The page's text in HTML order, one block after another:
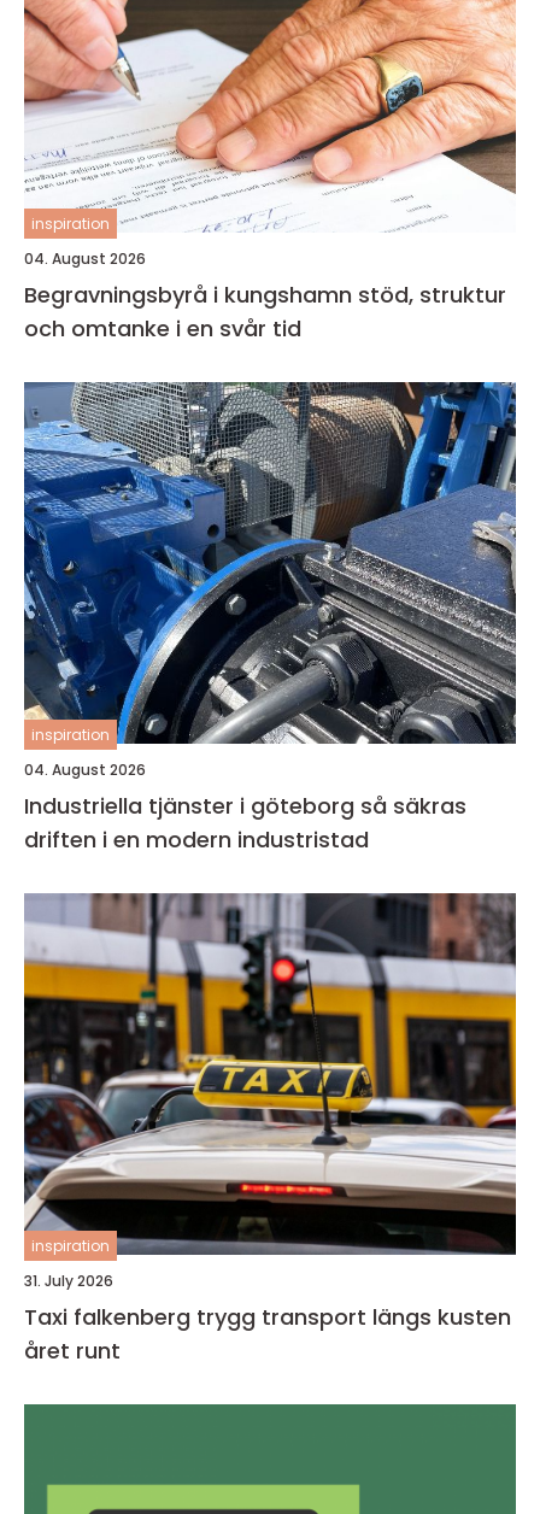
inspiration
04. August 2026
Begravningsbyrå i kungshamn stöd, struktur
och omtanke i en svår tid
inspiration
04. August 2026
Industriella tjänster i göteborg så säkras
driften i en modern industristad
inspiration
31. July 2026
Taxi falkenberg trygg transport längs kusten
året runt